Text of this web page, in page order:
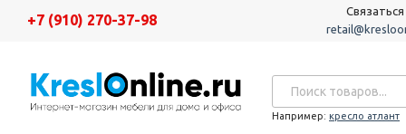
+7 (910) 270-37-98
Например: кресло атлант